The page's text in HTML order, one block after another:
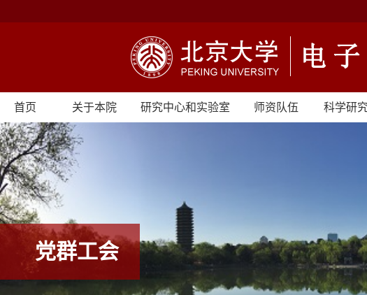
首页 关于本院 研究中心和实验室 师资队伍 科学研
党群工会